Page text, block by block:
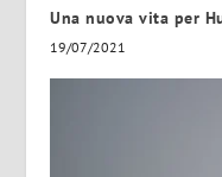
Una nuova vita per
19/07/2021